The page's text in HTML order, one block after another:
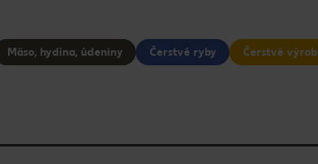
Mäso, hydina, údeniny Čerstvé ryby Čerstvé